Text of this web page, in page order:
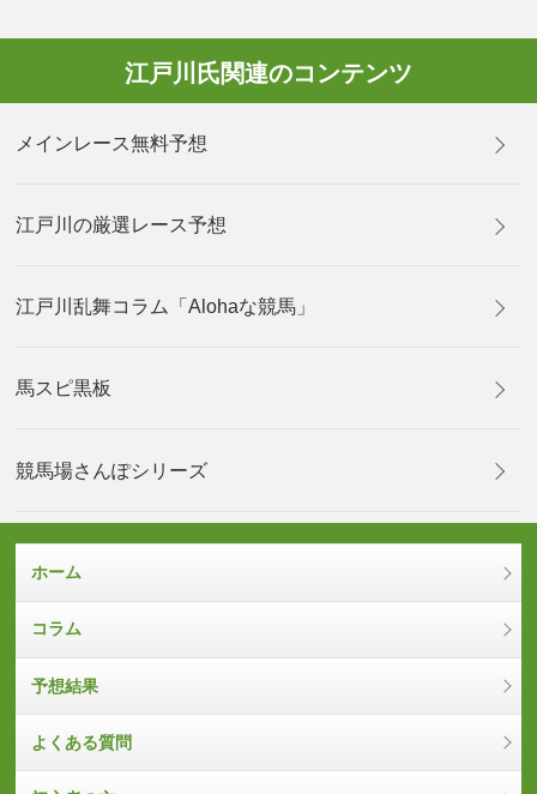
江戸川氏関連のコンテンツ
メインレース無料予想
江戸川の厳選レース予想
江戸川乱舞コラム「Alohaな競馬」
馬スピ黒板
競馬場さんぽシリーズ
ホーム
コラム
予想結果
よくある質問